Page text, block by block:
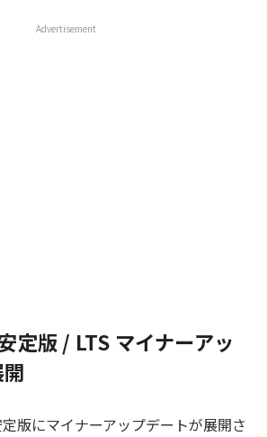
Advertisement
定版 / LTS マイナーアッ
版にマイナーアップデートが展開さ